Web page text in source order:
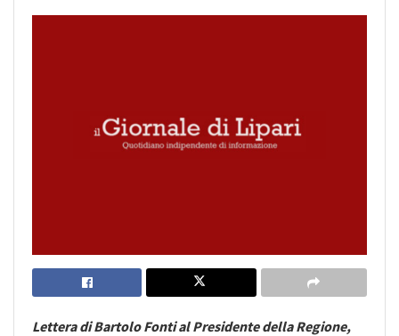
Lettera di Bartolo Fonti al Presidente della Regione,